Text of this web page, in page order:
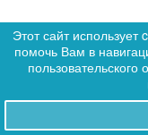
Этот сайт
помочь Вам в